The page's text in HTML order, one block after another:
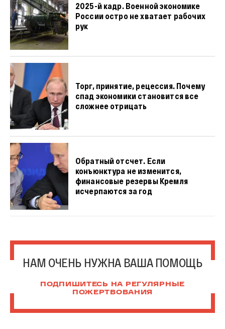
2025-й кадр. Военной экономике
России остро не хватает рабочих
рук
Торг, принятие, рецессия. Почему
спад экономики становится все
сложнее отрицать
Обратный отсчет. Если
конъюнктура не изменится,
финансовые резервы Кремля
исчерпаются за год
НАМ ОЧЕНЬ НУЖНА ВАША ПОМОЩЬ
ПОДПИШИТЕСЬ НА РЕГУЛЯРНЫЕ
ПОЖЕРТВОВАНИЯ